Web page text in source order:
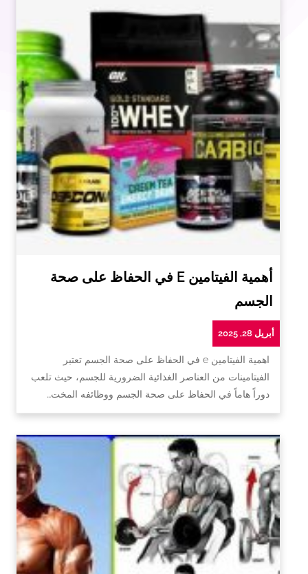
أهمية الفيتامين E في الحفاظ على صحة
الجسم
أبريل 28, 2025
اهمية الفيتامين e في الحفاظ على صحة الجسم تعتبر
الفيتامينات من العناصر الغذائية الضرورية للجسم، حيث تلعب
دوراً هاماً في الحفاظ على صحة الجسم ووظائفه المخت…